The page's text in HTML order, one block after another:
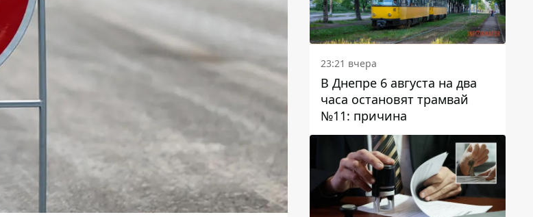
23:21 вчера
В Днепре 6 августа на два
часа остановят трамвай
№11: причина